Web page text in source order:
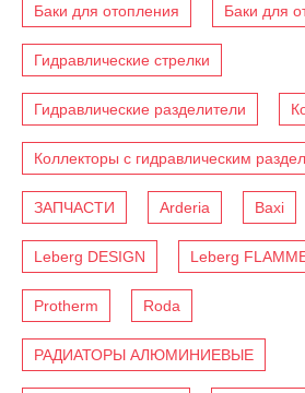
Баки для отопления Баки для
Гидравлические стрелки
Гидравлические разделители
Коллекторы с гидравлическим
ЗАПЧАСТИ Arderia Baxi
Leberg DESIGN Leberg
Protherm Roda
РАДИАТОРЫ АЛЮМИНИЕВЫЕ